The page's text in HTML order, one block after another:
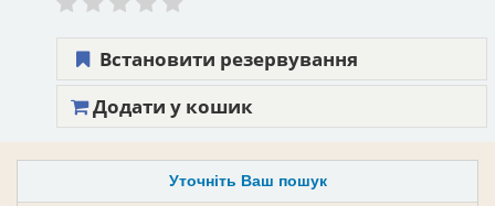
Уточніть Ваш пошук
Встановити резервування
Додати у кошик